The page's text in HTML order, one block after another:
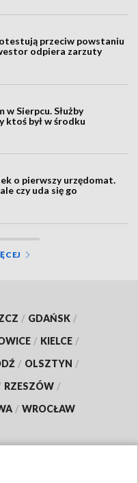
przeciw powstaniu
odpiera zarzuty
w Sierpcu. Służby
ktoś był w środku
o pierwszy urzędomat.
czy uda się go
/ GDAŃSK /
/ KIELCE /
/ OLSZTYN /
RZESZÓW /
/ WROCŁAW